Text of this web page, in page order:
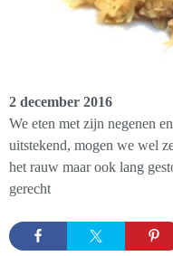
2 december 2016
We eten met zijn negenen
uitstekend, mogen we wel
het rauw maar ook lang
gerecht